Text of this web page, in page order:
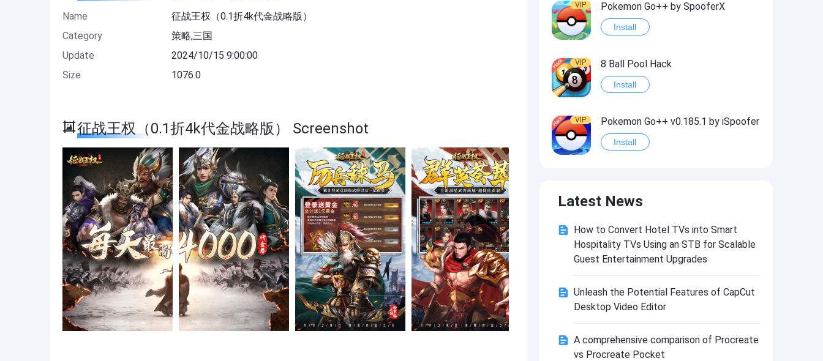
Name
征战王权（0.1折4k代金战略版）
Category
策略,三国
Update
2024/10/15 9:00:00
Size
1076.0
征战王权（0.1折4k代金战略版） Screenshot
VIP Pokemon Go++ by SpooferX
Install
VIP 8 Ball Pool Hack
Install
VIP Pokemon Go++ v0.185.1 by iSpoofer
Install
Install
VIP Idle Miner Tycoon Hack
Install
VIP Score! Hero 2 Hack2
Latest News
How to Convert Hotel TVs into Smart
Hospitality TVs Using an STB for Scalable
Guest Entertainment Upgrades
Unleash the Potential Features of CapCut
Desktop Video Editor
A comprehensive comparison of Procreate
vs Procreate Pocket